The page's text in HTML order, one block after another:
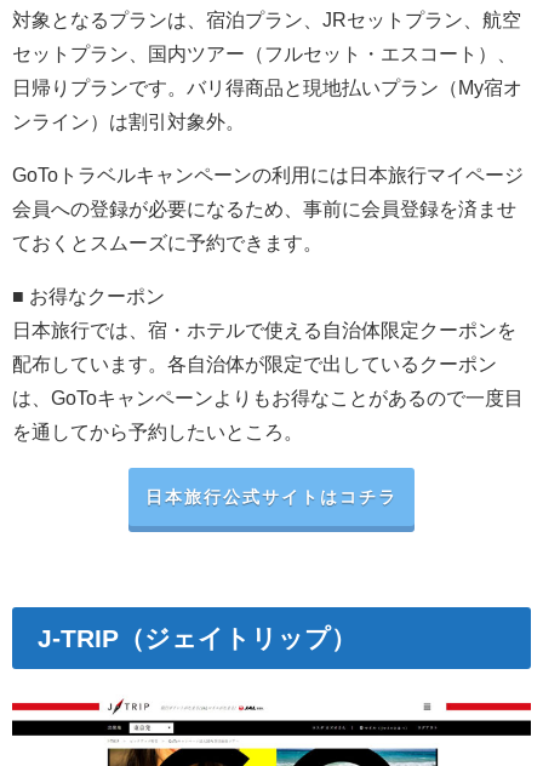
対象となるプランは、宿泊プラン、JRセットプラン、航空
セットプラン、国内ツアー（フルセット・エスコート）、
日帰りプランです。バリ得商品と現地払いプラン（My宿オ
ンライン）は割引対象外。
GoToトラベルキャンペーンの利用には日本旅行マイページ
会員への登録が必要になるため、事前に会員登録を済ませ
ておくとスムーズに予約できます。
■ お得なクーポン
日本旅行では、 宿・ホテルで使える自治体限定クーポンを
配布しています。各自治体が限定で出しているクーポン
は、GoToキャンペーンよりもお得なことがあるので一度目
を通してから予約したいところ。
日本旅行公式サイトはコチラ
J-TRIP（ジェイトリップ）